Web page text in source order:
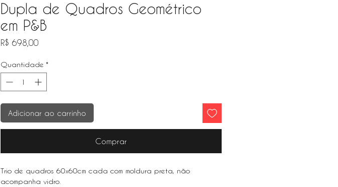
Dupla de Quadros Geométrico
em P&B
R$ 698,00Preço
Quantidade *
Adicionar ao carrinho
Comprar
Trio de quadros 60x60cm cada com moldura preta, não
acompanha vidro.